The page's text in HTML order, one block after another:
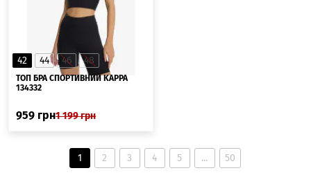
42 44 46 48
ТОП БРА СПОРТИВНИЙ KAPPA
134332
959 грн1 199грн
1 2 3 4 5 ... 50